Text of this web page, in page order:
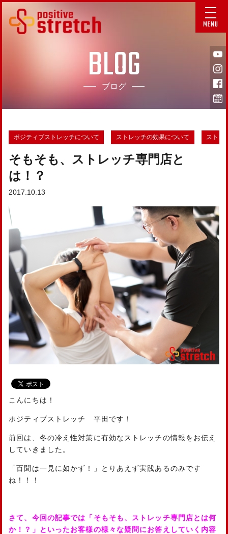
MENU
BLOG
ブログ
ポジティブストレッチについて ストレッチの効果について ストレ
そもそも、ストレッチ専門店と
は！？
2017.10.13
こんにちは！
ポジティブストレッチ 平田です！
前回は、冬の冷え性対策に有効なストレッチの情報をお伝え
していきました。
「百聞は一見に如かず！」とりあえず実践あるのみです
ね！！！
さて、今回の記事では「そもそも、ストレッチ専門店とは何
か！？」といったお客様の様々な疑問にお答えしていく内容